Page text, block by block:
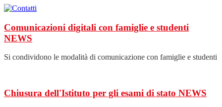
Comunicazioni digitali con famiglie e studenti
NEWS
Si condividono le modalità di comunicazione con famiglie e studenti
Chiusura dell'Istituto per gli esami di stato NEWS